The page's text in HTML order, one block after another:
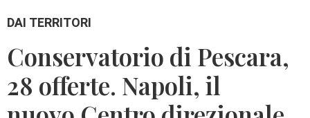
DAI TERRITORI
Conservatorio di Pescara,
28 offerte. Napoli, il